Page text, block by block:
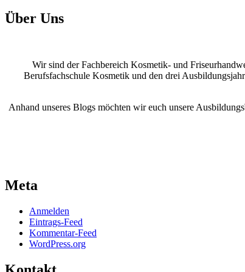
Über Uns
Wir sind der Fachbereich Kosmetik- und
Berufsfachschule Kosmetik und den drei
Anhand unseres Blogs möchten wir euch unsere
Meta
Anmelden
Eintrags-Feed
Kommentar-Feed
WordPress.org